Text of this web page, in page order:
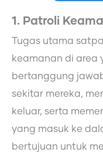
1. Patroli
Tugas utama
keamanan di area
bertanggung
sekitar mereka,
keluar, serta
yang masuk ke
bertujuan untuk